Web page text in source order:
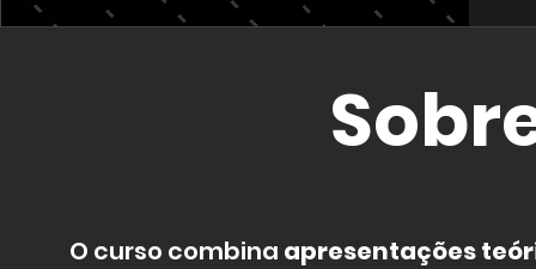
O curso combina apresentações